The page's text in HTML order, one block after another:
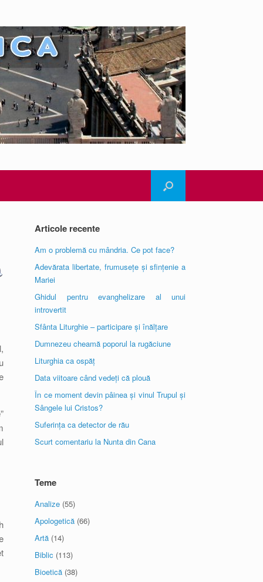
Articole recente
Am o problemă cu mândria. Ce pot face?
Adevărata libertate, frumusețe și sfințenie a
Mariei
Ghidul pentru evanghelizare al unui
introvertit
Sfânta Liturghie – participare și înălțare
Dumnezeu cheamă poporul la rugăciune
Liturghia ca ospăț
Data viitoare când vedeți că plouă
În ce moment devin pâinea și vinul Trupul și
Sângele lui Cristos?
Suferința ca detector de rău
Scurt comentariu la Nunta din Cana
Teme
Analize (55)
Apologetică (66)
Artă (14)
Biblic (113)
Bioetică (38)